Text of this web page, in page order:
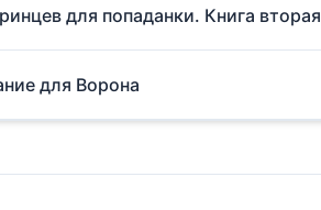
для попаданки. Книга вторая
для Ворона